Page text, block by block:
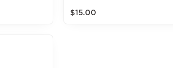
$15.00